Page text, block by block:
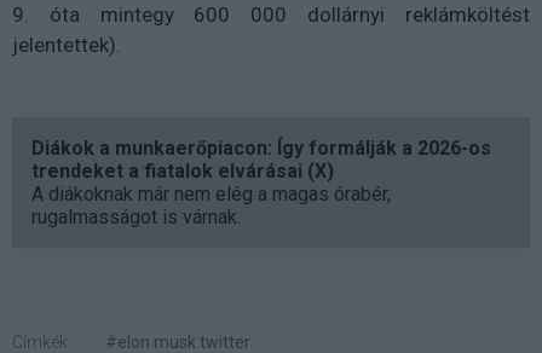
9. óta mintegy 600 000 dollárnyi reklámköltést
jelentettek).
Diákok a munkaerőpiacon: Így formálják a 2026-os
trendeket a fiatalok elvárásai (X)
A diákoknak már nem elég a magas órabér,
rugalmasságot is várnak.
Címkék: #elon musk twitter